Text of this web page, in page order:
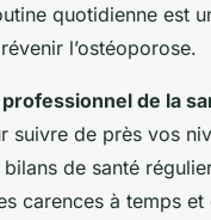
quotidienne est
l’ostéoporose.
professionnel de la
suivre de près vos
de santé
carences à temps et